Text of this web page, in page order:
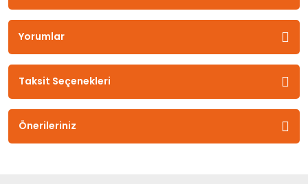
Yorumlar
Taksit Seçenekleri
Önerileriniz